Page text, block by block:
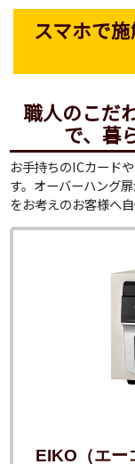
スマホで
職人のこだ
で、暮
お手持ちのICカード
す。オーバーハング
をお考えのお客様へ
EIKO（エー